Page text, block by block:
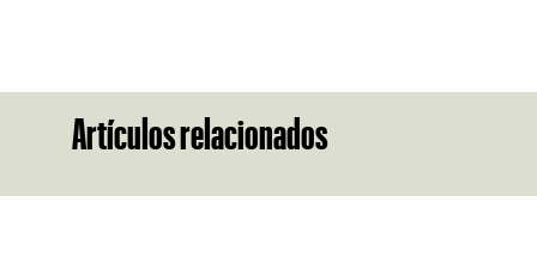
Artículos relacionados